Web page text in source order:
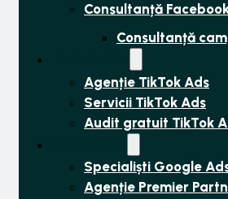
Consultanță
Consultanță
Agenție TikTok Ads
Servicii TikTok Ads
Audit gratuit TikTok
Specialiști Google
Agenție Premier